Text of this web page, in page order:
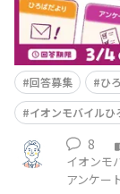
回答募集 ひ
イオンモバイルひ
8
イオンモ
アンケー